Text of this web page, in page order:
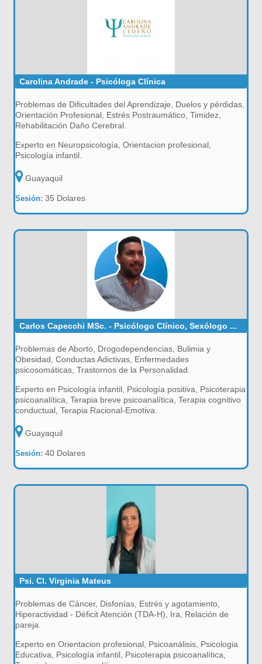
Carolina Andrade - Psicóloga Clínica
Problemas de Dificultades del Aprendizaje, Duelos y pérdidas,
Orientación Profesional, Estrés Postraumático, Timidez,
Rehabilitación Daño Cerebral.
Experto en Neuropsicología, Orientacion profesional,
Psicología infantil.
Guayaquil
Sesión:35 Dolares
Carlos Capecchi MSc. - Psicólogo Clínico, Sexólogo ...
Problemas de Aborto, Drogodependencias, Bulimia y
Obesidad, Conductas Adictivas, Enfermedades
psicosomáticas, Trastornos de la Personalidad.
Experto en Psicología infantil, Psicología positiva, Psicoterapia
psicoanalítica, Terapia breve psicoanalítica, Terapia cognitivo
conductual, Terapia Racional-Emotiva.
Guayaquil
Sesión:40 Dolares
Psi. Cl. Virginia Mateus
Problemas de Cáncer, Disfonías, Estrés y agotamiento,
Hiperactividad - Déficit Atención (TDA-H), Ira, Relación de
pareja.
Experto en Orientacion profesional, Psicoanálisis, Psicologia
Educativa, Psicología infantil, Psicoterapia psicoanalítica,